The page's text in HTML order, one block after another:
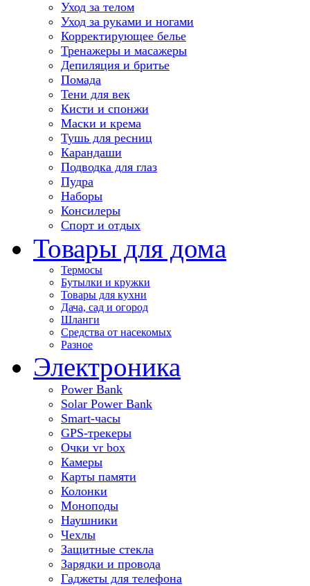
Уход за телом
Уход за руками и ногами
Корректирующее белье
Тренажеры и масажеры
Депиляция и бритье
Помада
Тени для век
Кисти и спонжи
Маски и крема
Тушь для ресниц
Карандаши
Подводка для глаз
Пудра
Наборы
Консилеры
Спорт и отдых
Товары для дома
Термосы
Бутылки и кружки
Товары для кухни
Дача, сад и огород
Шланги
Средства от насекомых
Разное
Электроника
Power Bank
Solar Power Bank
Smart-часы
GPS-трекеры
Очки vr box
Камеры
Карты памяти
Колонки
Моноподы
Наушники
Чехлы
Защитные стекла
Зарядки и провода
Гаджеты для телефона